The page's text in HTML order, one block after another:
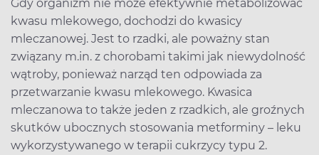
Gdy organizm nie może efektywnie metabolizować
kwasu mlekowego, dochodzi do kwasicy
mleczanowej. Jest to rzadki, ale poważny stan
związany m.in. z chorobami takimi jak niewydolność
wątroby, ponieważ narząd ten odpowiada za
przetwarzanie kwasu mlekowego. Kwasica
mleczanowa to także jeden z rzadkich, ale groźnych
skutków ubocznych stosowania metforminy – leku
wykorzystywanego w terapii cukrzycy typu 2.